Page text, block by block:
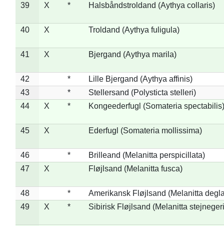
39 X * Halsbåndstroldand (Aythya collaris)
40 X Troldand (Aythya fuligula)
41 X Bjergand (Aythya marila)
42 *
Lille Bjergand (Aythya affinis)
43
*
Stellersand (Polysticta stelleri)
44
X * Kongeederfugl (Somateria spectabilis)
45 X Ederfugl (Somateria mollissima)
46 *
Brilleand (Melanitta perspicillata)
47
X Fløjlsand (Melanitta fusca)
48 *
Amerikansk Fløjlsand (Melanitta
49
X * Sibirisk Fløjlsand (Melanitta